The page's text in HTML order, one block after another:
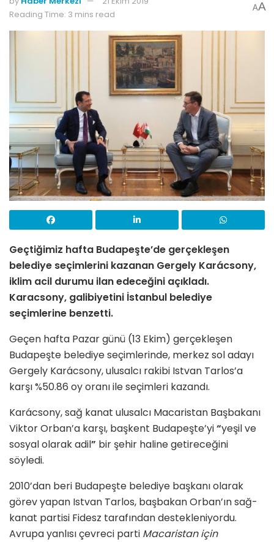
Reading Time: 3 mins read
AA
Geçtiğimiz hafta Budapeşte’de gerçekleşen
belediye seçimlerini kazanan Gergely Karácsony,
iklim acil durumu ilan edeceğini açıkladı.
Karacsony, galibiyetini İstanbul belediye
seçimlerine benzetti.
Geçen hafta Pazar günü (13 Ekim) gerçekleşen
Budapeşte belediye seçimlerinde, merkez sol adayı
Gergely Karácsony, ulusalcı rakibi Istvan Tarlos’a
karşı %50.86 oy oranı ile seçimleri kazandı.
Karácsony, sağ kanat ulusalcı Macaristan Başbakanı
Viktor Orban’a karşı, başkent Budapeşte’yi“yeşil ve
sosyal olarak adil” bir şehir haline getireceğini
söyledi.
2010’dan beri Budapeşte belediye başkanı olarak
görev yapan Istvan Tarlos, başbakan Orban’ın sağ-
kanat partisi Fidesz tarafından destekleniyordu.
Avrupa yanlısı çevreci parti Macaristan için